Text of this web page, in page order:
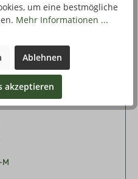
im Schritt Material:
Filter
um eine bestmögliche
Mehr Informationen ...
Ablehnen
akzeptieren